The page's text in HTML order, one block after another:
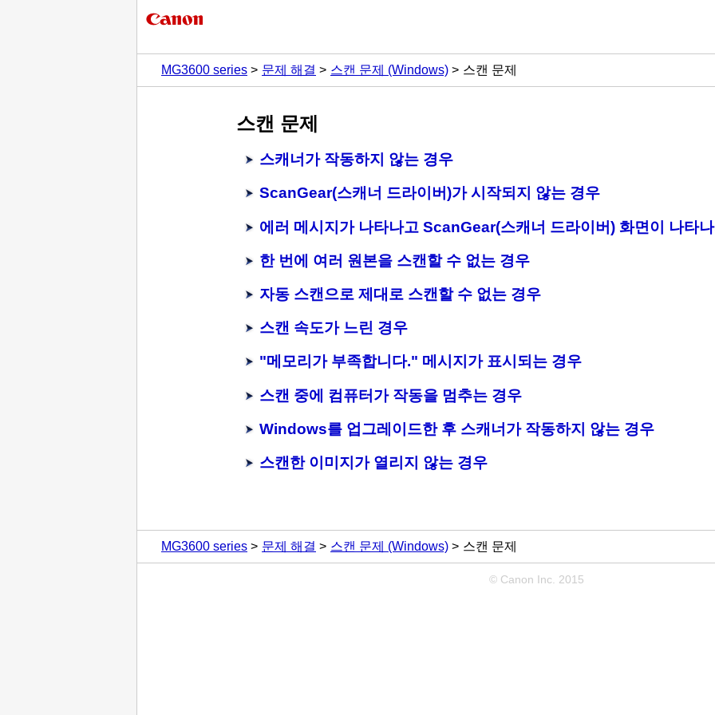
MG3600 series 문제 해결 스캔 문제 (Windows) 스캔 문제
스캔 문제
스캐너가 작동하지 않는 경우
ScanGear(스캐너 드라이버)가 시작되지 않는 경우
에러 메시지가 나타나고 ScanGear(스캐너 드라이버) 화면이 나타
한 번에 여러 원본을 스캔할 수 없는 경우
자동 스캔으로 제대로 스캔할 수 없는 경우
스캔 속도가 느린 경우
"메모리가 부족합니다." 메시지가 표시되는 경우
스캔 중에 컴퓨터가 작동을 멈추는 경우
Windows를 업그레이드한 후 스캐너가 작동하지 않는 경우
스캔한 이미지가 열리지 않는 경우
MG3600 series 문제 해결 스캔 문제 (Windows) 스캔 문제
© Canon Inc. 2015